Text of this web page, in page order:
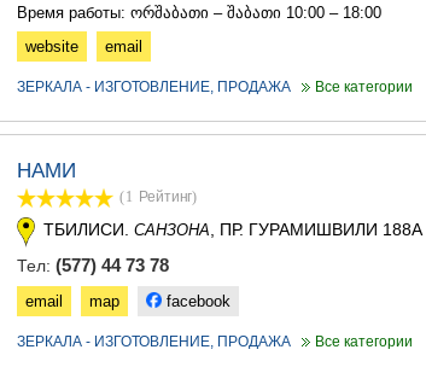
Время работы: ორშაბათი – შაბათი 10:00 – 18:00
website
email
ЗЕРКАЛА - ИЗГОТОВЛЕНИЕ, ПРОДАЖА Все категории
НАМИ
(1 Рейтинг)
ТБИЛИСИ. САНЗОНА, ПР. ГУРАМИШВИЛИ 188А
Тел: (577) 44 73 78
email map facebook
ЗЕРКАЛА - ИЗГОТОВЛЕНИЕ, ПРОДАЖА Все категории